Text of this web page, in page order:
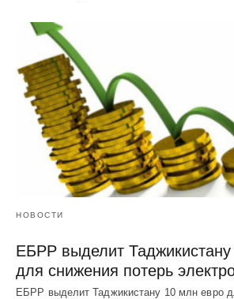
НОВОСТИ
ЕБРР выделит
для снижения потерь
ЕБРР выделит Таджикистану 10 млн евро